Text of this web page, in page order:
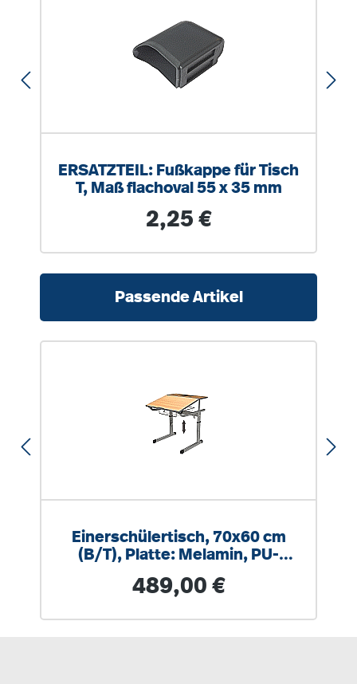
ERSATZTEIL: Fußkappe für Tisch
T, Maß flachoval 55 x 35 mm
Regulärer Preis:
2,25 €
Passende Artikel
Einerschülertisch, 70x60 cm
(B/T), Platte: Melamin, PU-
Regulärer Preis:
489,00 €